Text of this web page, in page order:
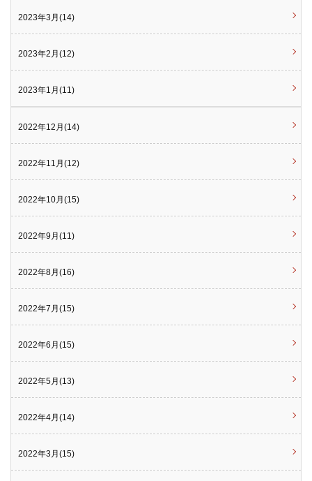
2023年3月(14)
2023年2月(12)
2023年1月(11)
2022年12月(14)
2022年11月(12)
2022年10月(15)
2022年9月(11)
2022年8月(16)
2022年7月(15)
2022年6月(15)
2022年5月(13)
2022年4月(14)
2022年3月(15)